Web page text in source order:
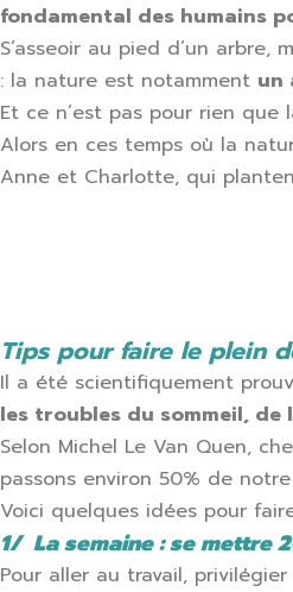
fondamental des humains
S’asseoir au pied d’un
: la nature est notamment un
Et ce n’est pas pour rien
Alors en ces temps où la
Anne et Charlotte, qui
Tips pour faire le plein
Il a été scientifiquement
les troubles du sommeil, de
Selon Michel Le Van Quen,
passons environ 50% de
Voici quelques idées pour
1/ La semaine : se mettre
Pour aller au travail,